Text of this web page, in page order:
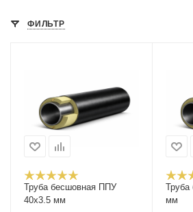
ФИЛЬТР
Труба бесшовная ППУ
40х3.5 мм
мм